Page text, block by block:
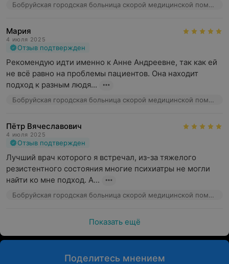
Бобруйская городская больница скорой медицинской помощи им. В.О. Морзона, ул. Пролетарская, 50
Мария
4 июля 2025
Отзыв подтвержден
Рекомендую идти именно к Анне Андреевне, так как ей
не всё равно на проблемы пациентов. Она находит
подход к разным людя...
Бобруйская городская больница скорой медицинской помощи им. В.О. Морзона, ул. Пролетарская, 50
Пётр Вячеславович
4 июля 2025
Отзыв подтвержден
Лучший врач которого я встречал, из-за тяжелого
резистентного состояния многие психиатры не могли
найти ко мне подход. А...
Бобруйская городская больница скорой медицинской помощи им. В.О. Морзона, ул. Пролетарская, 50
Показать ещё
Поделитесь мнением